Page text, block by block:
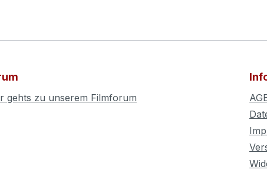
gehts zu unserem Filmforum